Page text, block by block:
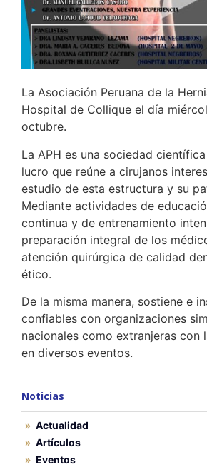
La Asociación Peruana de la
Hospital de Collique el día
octubre.
La APH es una sociedad
lucro que reúne a cirujanos
estudio de esta estructura y su
Mediante actividades de
continua y de entrenamiento
preparación integral de los
atención quirúrgica de calidad
ético.
De la misma manera, sostiene e
confiables con organizaciones
nacionales como extranjeras con
en diversos eventos.
Noticias
Actualidad
Artículos
Eventos